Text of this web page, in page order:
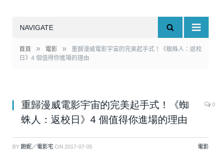
NAVIGATE
首頁 » 電影 »
重歸漫威電影宇宙的完美起手式！《蜘蛛人：返校
日》4 個值得你進場的理由
重歸漫威電影宇宙的完美起手式！《蜘
蛛人：返校日》4 個值得你進場的理由
0
BY 飽妮／電影宅 ON 2017-07-05 電影